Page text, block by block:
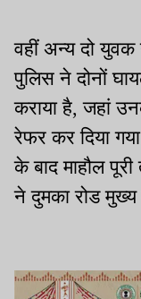
वहीं अन्य दो
पुलिस ने दोनों
कराया है, जहां
रेफर कर दिया
के बाद माहौल
ने दुमका रोड मुख्य